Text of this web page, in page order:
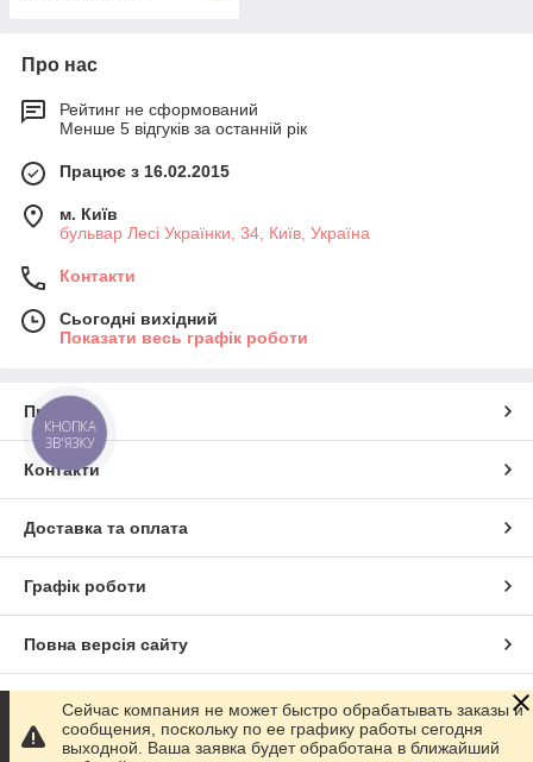
Про нас
Рейтинг не сформований
Менше 5 відгуків за останній рік
Працює з 16.02.2015
м. Київ
бульвар Лесі Українки, 34, Київ, Україна
Контакти
Сьогодні вихідний
Показати весь графік роботи
Про нас
Контакти
Доставка та оплата
Графік роботи
Повна версія сайту
Сайт створено на маркетплейсі Prom.ua
Сейчас компания не может быстро обрабатывать заказы и
сообщения, поскольку по ее графику работы сегодня
выходной. Ваша заявка будет обработана в ближайший
КНОПКА
ЗВ'ЯЗКУ